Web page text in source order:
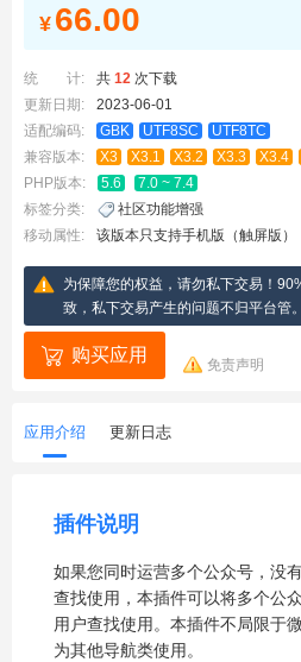
¥ 66.00
统 计: 共 12 次下载
更新日期:
2023-06-01
适配编码:
GBK UTF8SC
UTF8TC
兼容版本:
X3 X3.1 X3.2 X3.3 X3.4
PHP版本:
5.6
7.0 ~ 7.4
标签分类:
社区功能增强
移动属性:
该版本只支持手机版（触屏版）
为保障您的权益，请勿私下交易！
致，私下交易产生的问题不归平台管。
购买应用 免责声明
应用介绍 更新日志
插件说明
如果您同时运营多个公众号，没
查找使用，本插件可以将多个公
用户查找使用。本插件不局限于
为其他导航类使用。